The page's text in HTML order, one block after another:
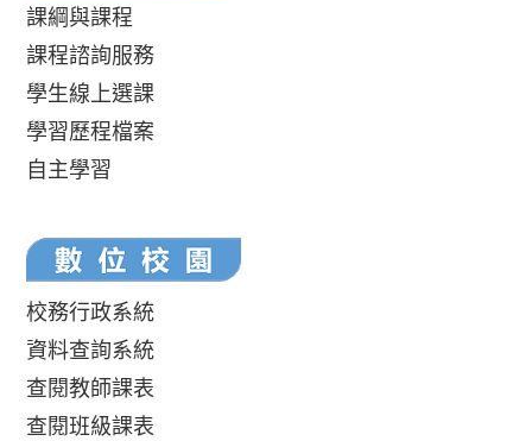
課綱與課程
課程諮詢服務
學生線上選課
學習歷程檔案
自主學習
校務行政系統
資料查詢系統
查閱教師課表
查閱班級課表